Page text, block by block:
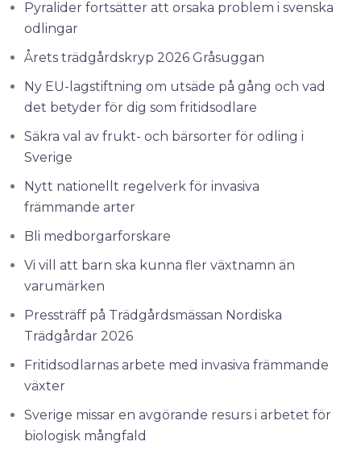
Pyralider fortsätter att orsaka problem i svenska
odlingar
Årets trädgårdskryp 2026 Gråsuggan
Ny EU-lagstiftning om utsäde på gång och vad
det betyder för dig som fritidsodlare
Säkra val av frukt- och bärsorter för odling i
Sverige
Nytt nationellt regelverk för invasiva
främmande arter
Bli medborgarforskare
Vi vill att barn ska kunna fler växtnamn än
varumärken
Pressträff på Trädgårdsmässan Nordiska
Trädgårdar 2026
Fritidsodlarnas arbete med invasiva främmande
växter
Sverige missar en avgörande resurs i arbetet för
biologisk mångfald